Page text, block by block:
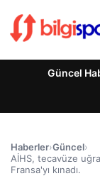
Güncel
Haberler›Güncel›
AİHS, tecavüze
Fransa'yı kınadı.